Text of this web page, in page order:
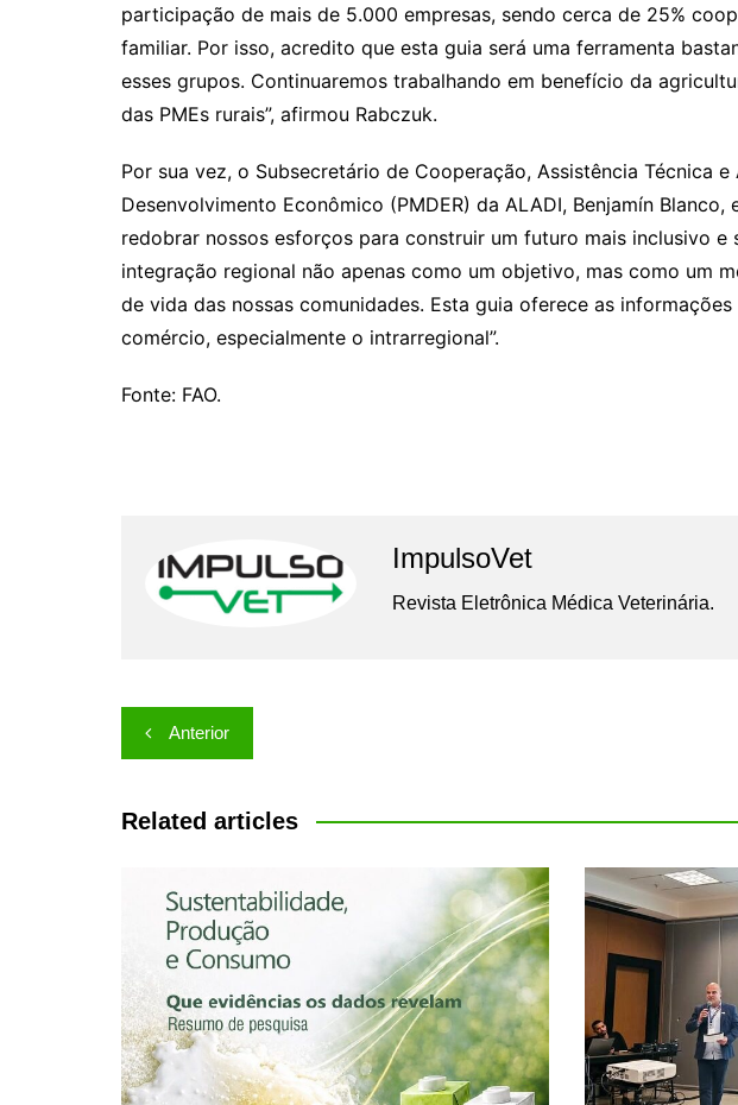
participação de mais de 5.000 empresas, sendo cerca de 25%
familiar. Por isso, acredito que esta guia será uma ferramenta
esses grupos. Continuaremos trabalhando em benefício da
das PMEs rurais”, afirmou Rabczuk.
Por sua vez, o Subsecretário de Cooperação, Assistência Técnica
Desenvolvimento Econômico (PMDER) da ALADI, Benjamín Blanco,
redobrar nossos esforços para construir um futuro mais inclusivo e
integração regional não apenas como um objetivo, mas como um
de vida das nossas comunidades. Esta guia oferece as
comércio, especialmente o intrarregional”.
Fonte: FAO.
ImpulsoVet
Revista Eletrônica Médica Veterinária.
Navegação
de
Post
Anterior
Related articles